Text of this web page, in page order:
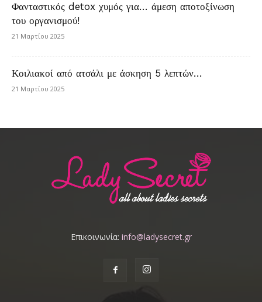
Φανταστικός detox χυμός για… άμεση αποτοξίνωση
του οργανισμού!
21 Μαρτίου 2025
Κοιλιακοί από ατσάλι με άσκηση 5 λεπτών…
21 Μαρτίου 2025
Επικοινωνία: info@ladysecret.gr